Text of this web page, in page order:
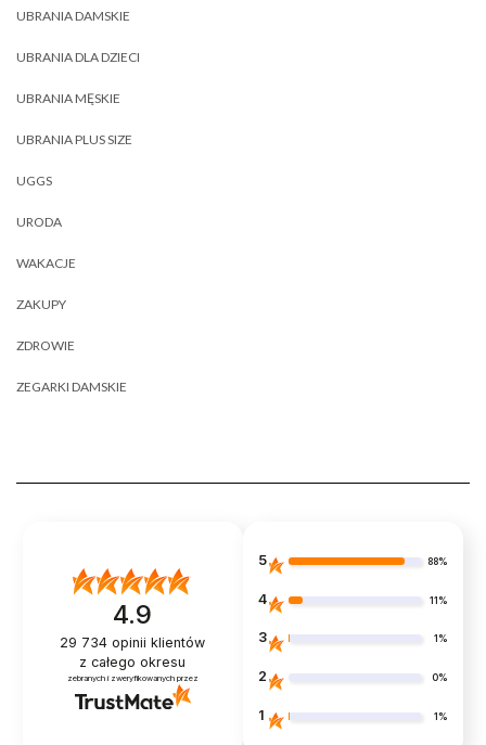
UBRANIA DAMSKIE
UBRANIA DLA DZIECI
UBRANIA MĘSKIE
UBRANIA PLUS SIZE
UGGS
URODA
WAKACJE
ZAKUPY
ZDROWIE
ZEGARKI DAMSKIE
4.9
29 734 opinii klientów
z całego okresu
zebranych i zweryfikowanych przez
5 88%
4 11%
3 1%
2 0%
1 1%